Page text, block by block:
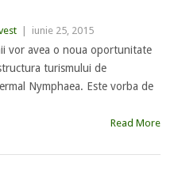
iunie 25, 2015
vor avea o noua oportunitate
turismului de
Nymphaea. Este vorba de
Read More